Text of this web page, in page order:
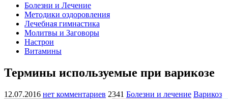
Болезни и Лечение
Методики оздоровления
Лечебная гимнастика
Молитвы и Заговоры
Настрои
Витамины
Термины используемые при варикозе
12.07.2016 нет комментариев 2341 Болезни и лечение Варикоз